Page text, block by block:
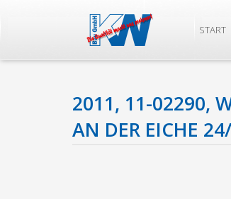
START
2011, 11-02290,
AN DER EICHE